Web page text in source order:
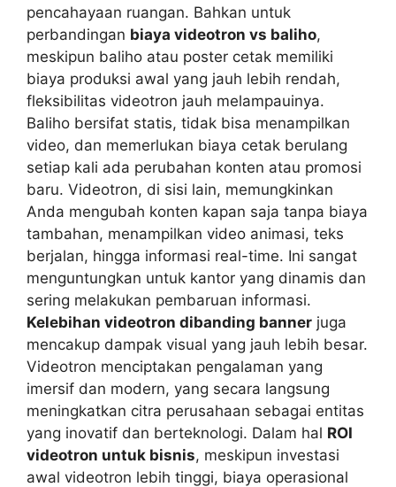
pencahayaan ruangan. Bahkan untuk
perbandingan biaya videotron vs baliho,
meskipun baliho atau poster cetak memiliki
biaya produksi awal yang jauh lebih rendah,
fleksibilitas videotron jauh melampauinya.
Baliho bersifat statis, tidak bisa menampilkan
video, dan memerlukan biaya cetak berulang
setiap kali ada perubahan konten atau promosi
baru. Videotron, di sisi lain, memungkinkan
Anda mengubah konten kapan saja tanpa biaya
tambahan, menampilkan video animasi, teks
berjalan, hingga informasi real-time. Ini sangat
menguntungkan untuk kantor yang dinamis dan
sering melakukan pembaruan informasi.
Kelebihan videotron dibanding banner juga
mencakup dampak visual yang jauh lebih besar.
Videotron menciptakan pengalaman yang
imersif dan modern, yang secara langsung
meningkatkan citra perusahaan sebagai entitas
yang inovatif dan berteknologi. Dalam hal ROI
videotron untuk bisnis, meskipun investasi
awal videotron lebih tinggi, biaya operasional